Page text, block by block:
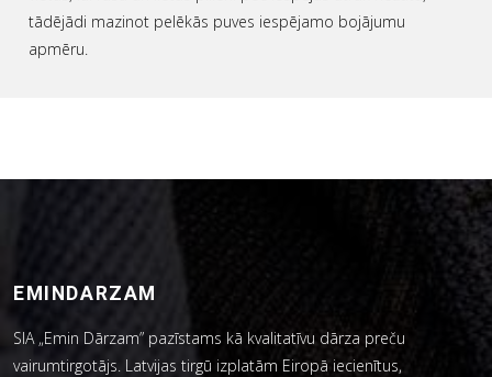
tādējādi mazinot pelēkās puves iespējamo bojājumu
apmēru.
EMINDARZAM
SIA „Emin Dārzam” pazīstams kā kvalitatīvu dārza preču
vairumtirgotājs. Latvijas tirgū izplatām Eiropā iecienītus,